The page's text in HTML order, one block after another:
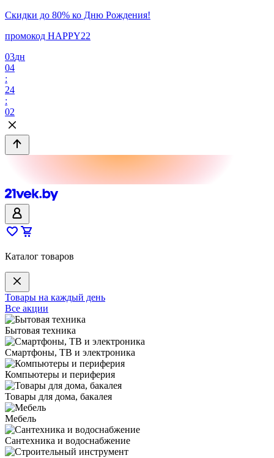
Скидки до 80% ко Дню Рождения!
промокод HAPPY22
03дн
04
:
24
:
02
Каталог товаров
Товары на каждый день
Все акции
Бытовая техника
Смартфоны, ТВ и электроника
Компьютеры и периферия
Товары для дома, бакалея
Мебель
Сантехника и водоснабжение